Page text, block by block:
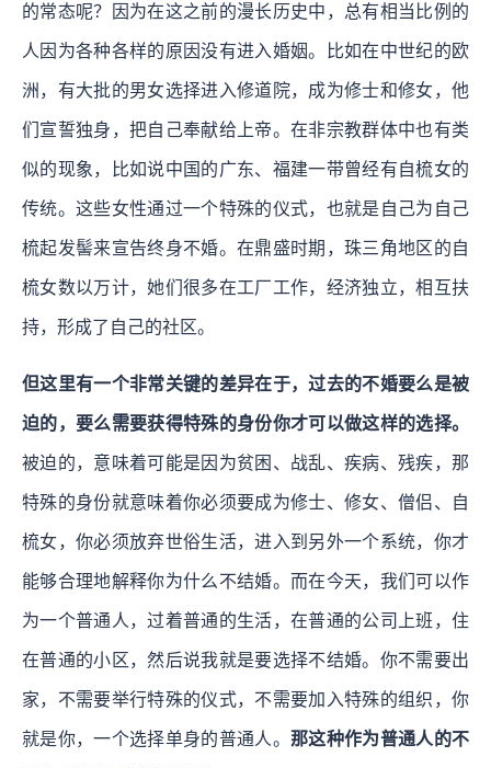
的常态呢？因为在这之前的漫长历史中，总有相当比例的
人因为各种各样的原因没有进入婚姻。比如在中世纪的欧
洲，有大批的男女选择进入修道院，成为修士和修女，他
们宣誓独身，把自己奉献给上帝。在非宗教群体中也有类
似的现象，比如说中国的广东、福建一带曾经有自梳女的
传统。这些女性通过一个特殊的仪式，也就是自己为自己
梳起发髻来宣告终身不婚。在鼎盛时期，珠三角地区的自
梳女数以万计，她们很多在工厂工作，经济独立，相互扶
持，形成了自己的社区。
但这里有一个非常关键的差异在于，过去的不婚要么是被
迫的，要么需要获得特殊的身份你才可以做这样的选择。
被迫的，意味着可能是因为贫困、战乱、疾病、残疾，那
特殊的身份就意味着你必须要成为修士、修女、僧侣、自
梳女，你必须放弃世俗生活，进入到另外一个系统，你才
能够合理地解释你为什么不结婚。 而在今天，我们可以作
为一个普通人，过着普通的生活，在普通的公司上班，住
在普通的小区，然后说我就是要选择不结婚。你不需要出
家，不需要举行特殊的仪式，不需要加入特殊的组织，你
就是你，一个选择单身的普通人。 那这种作为普通人的不